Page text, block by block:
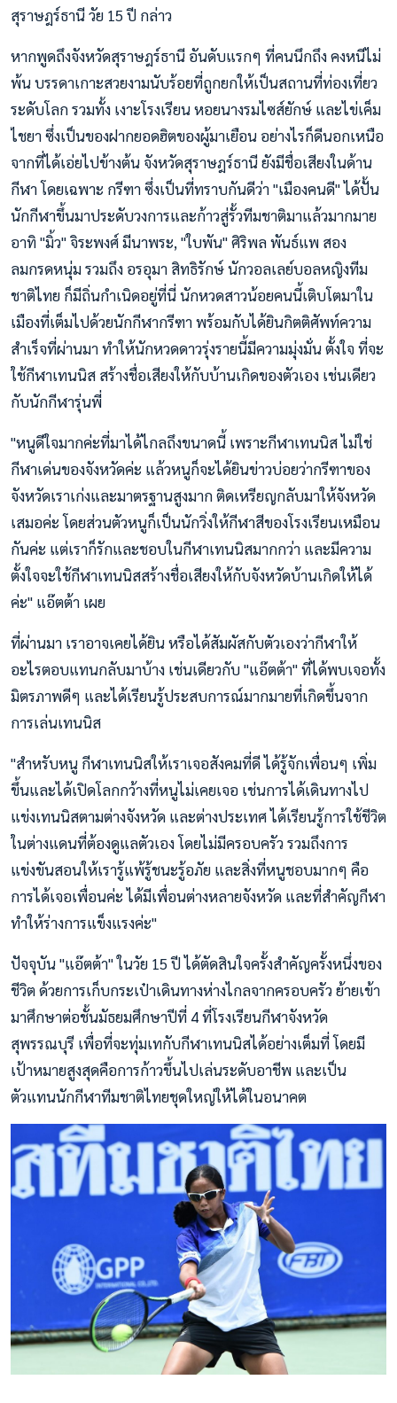
สุราษฎร์ธานี วัย 15 ปี กล่าว
หากพูดถึงจังหวัดสุราษฎร์ธานี อันดับแรกๆ ที่คนนึกถึง คงหนีไม่
พ้น บรรดาเกาะสวยงามนับร้อยที่ถูกยกให้เป็นสถานที่ท่องเที่ยว
ระดับโลก รวมทั้ง เงาะโรงเรียน หอยนางรมไซส์ยักษ์ และไข่เค็ม
ไชยา ซึ่งเป็นของฝากยอดฮิตของผู้มาเยือน อย่างไรก็ดีนอกเหนือ
จากที่ได้เอ่ยไปข้างต้น จังหวัดสุราษฎร์ธานี ยังมีชื่อเสียงในด้าน
กีฬา โดยเฉพาะ กรีฑา ซึ่งเป็นที่ทราบกันดีว่า "เมืองคนดี" ได้ปั้น
นักกีฬาขึ้นมาประดับวงการและก้าวสู่รั้วทีมชาติมาแล้วมากมาย
อาทิ "มิ้ว" จิระพงศ์ มีนาพระ, "ใบพัน" ศิริพล พันธ์แพ สอง
ลมกรดหนุ่ม รวมถึง อรอุมา สิทธิรักษ์ นักวอลเลย์บอลหญิงทีม
ชาติไทย ก็มีถิ่นกำเนิดอยู่ที่นี่ นักหวดสาวน้อยคนนี้เติบโตมาใน
เมืองที่เต็มไปด้วยนักกีฬากรีฑา พร้อมกับได้ยินกิตติศัพท์ความ
สำเร็จที่ผ่านมา ทำให้นักหวดดาวรุ่งรายนี้มีความมุ่งมั่น ตั้งใจ ที่จะ
ใช้กีฬาเทนนิส สร้างชื่อเสียงให้กับบ้านเกิดของตัวเอง เช่นเดียว
กับนักกีฬารุ่นพี่
"หนูดีใจมากค่ะที่มาได้ไกลถึงขนาดนี้ เพราะกีฬาเทนนิส ไม่ใช่
กีฬาเด่นของจังหวัดค่ะ แล้วหนูก็จะได้ยินข่าวบ่อยว่ากรีฑาของ
จังหวัดเราเก่งและมาตรฐานสูงมาก ติดเหรียญกลับมาให้จังหวัด
เสมอค่ะ โดยส่วนตัวหนูก็เป็นนักวิ่งให้กีฬาสีของโรงเรียนเหมือน
กันค่ะ แต่เราก็รักและชอบในกีฬาเทนนิสมากกว่า และมีความ
ตั้งใจจะใช้กีฬาเทนนิสสร้างชื่อเสียงให้กับจังหวัดบ้านเกิดให้ได้
ค่ะ" แอ๊ตต้า เผย
ที่ผ่านมา เราอาจเคยได้ยิน หรือได้สัมผัสกับตัวเองว่ากีฬาให้
อะไรตอบแทนกลับมาบ้าง เช่นเดียวกับ "แอ๊ตต้า" ที่ได้พบเจอทั้ง
มิตรภาพดีๆ และได้เรียนรู้ประสบการณ์มากมายที่เกิดขึ้นจาก
การเล่นเทนนิส
"สำหรับหนู กีฬาเทนนิสให้เราเจอสังคมที่ดี ได้รู้จักเพื่อนๆ เพิ่ม
ขึ้นและได้เปิดโลกกว้างที่หนูไม่เคยเจอ เช่นการได้เดินทางไป
แข่งเทนนิสตามต่างจังหวัด และต่างประเทศ ได้เรียนรู้การใช้ชีวิต
ในต่างแดนที่ต้องดูแลตัวเอง โดยไม่มีครอบครัว รวมถึงการ
แข่งขันสอนให้เรารู้แพ้รู้ชนะรู้อภัย และสิ่งที่หนูชอบมากๆ คือ
การได้เจอเพื่อนค่ะ ได้มีเพื่อนต่างหลายจังหวัด และที่สำคัญกีฬา
ทำให้ร่างการแข็งแรงค่ะ"
ปัจจุบัน "แอ๊ตต้า" ในวัย 15 ปี ได้ตัดสินใจครั้งสำคัญครั้งหนึ่งของ
ชีวิต ด้วยการเก็บกระเป๋าเดินทางห่างไกลจากครอบครัว ย้ายเข้า
มาศึกษาต่อชั้นมัธยมศึกษาปีที่ 4 ที่โรงเรียนกีฬาจังหวัด
สุพรรณบุรี เพื่อที่จะทุ่มเทกับกีฬาเทนนิสได้อย่างเต็มที่ โดยมี
เป้าหมายสูงสุดคือการก้าวขึ้นไปเล่นระดับอาชีพ และเป็น
ตัวแทนนักกีฬาทีมชาติไทยชุดใหญ่ให้ได้ในอนาคต